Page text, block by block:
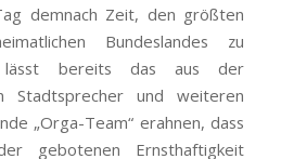
demnach Zeit, den größten
Bundeslandes zu
bereits das aus der
Stadtsprecher und weiteren
„Orga-Team“ erahnen, dass
gebotenen Ernsthaftigkeit